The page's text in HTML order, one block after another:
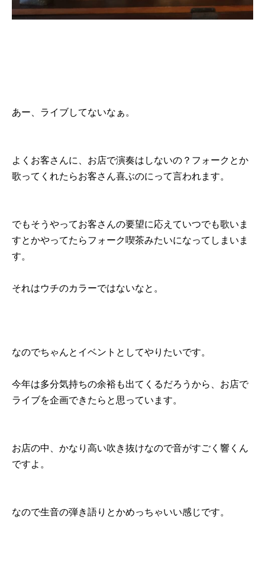
あー、ライブしてないなぁ。
よくお客さんに、お店で演奏はしないの？フォークとか
歌ってくれたらお客さん喜ぶのにって言われます。
でもそうやってお客さんの要望に応えていつでも歌いま
すとかやってたらフォーク喫茶みたいになってしまいま
す。
それはウチのカラーではないなと。
なのでちゃんとイベントとしてやりたいです。
今年は多分気持ちの余裕も出てくるだろうから、お店で
ライブを企画できたらと思っています。
お店の中、かなり高い吹き抜けなので音がすごく響くん
ですよ。
なので生音の弾き語りとかめっちゃいい感じです。